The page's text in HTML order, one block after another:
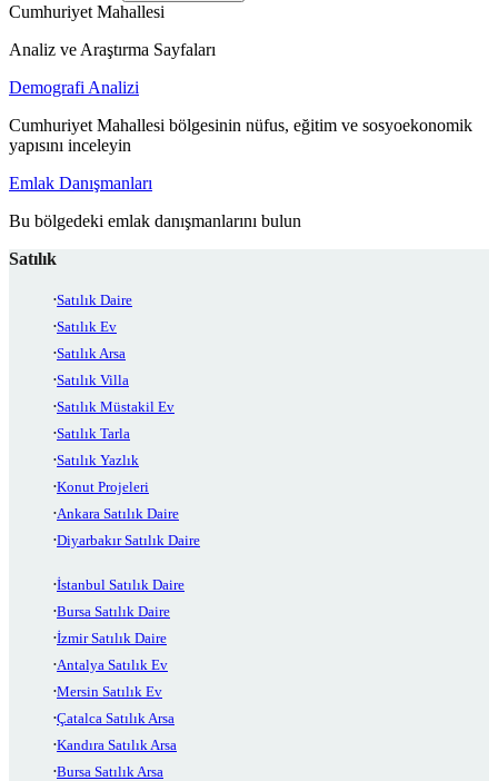
Cumhuriyet Mahallesi
Analiz ve Araştırma Sayfaları
Demografi Analizi
Cumhuriyet Mahallesi bölgesinin nüfus, eğitim ve sosyoekonomik
yapısını inceleyin
Emlak Danışmanları
Bu bölgedeki emlak danışmanlarını bulun
Satılık
Satılık Daire
Satılık Ev
Satılık Arsa
Satılık Villa
Satılık Müstakil Ev
Satılık Tarla
Satılık Yazlık
Konut Projeleri
Ankara Satılık Daire
Diyarbakır Satılık Daire
İstanbul Satılık Daire
Bursa Satılık Daire
İzmir Satılık Daire
Antalya Satılık Ev
Mersin Satılık Ev
Çatalca Satılık Arsa
Kandıra Satılık Arsa
Bursa Satılık Arsa